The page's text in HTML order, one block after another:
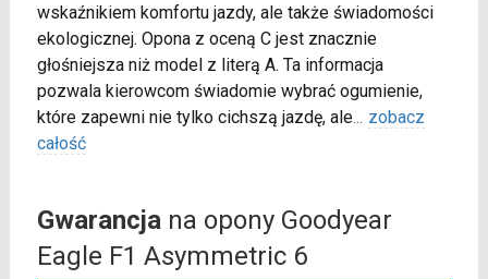
wskaźnikiem komfortu jazdy, ale także świadomości
ekologicznej. Opona z oceną C jest znacznie
głośniejsza niż model z literą A. Ta informacja
pozwala kierowcom świadomie wybrać ogumienie,
które zapewni nie tylko cichszą jazdę, ale... zobacz
całość
Gwarancjana opony Goodyear
Eagle F1 Asymmetric 6